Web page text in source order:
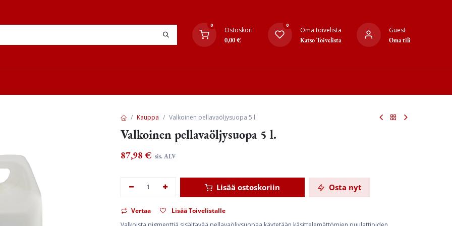
0
Ostoskori
0,00€
0
Oma toivelista
Katso Toivelista
Guest
Oma tili
Kauppa Valkoinen pellavaöljysuopa 5 l.
Valkoinen pellavaöljysuopa 5 l.
87,98 € sis. ALV
Lisää ostoskoriin Osta nyt
Vertaa
Lisää Toivelistalle